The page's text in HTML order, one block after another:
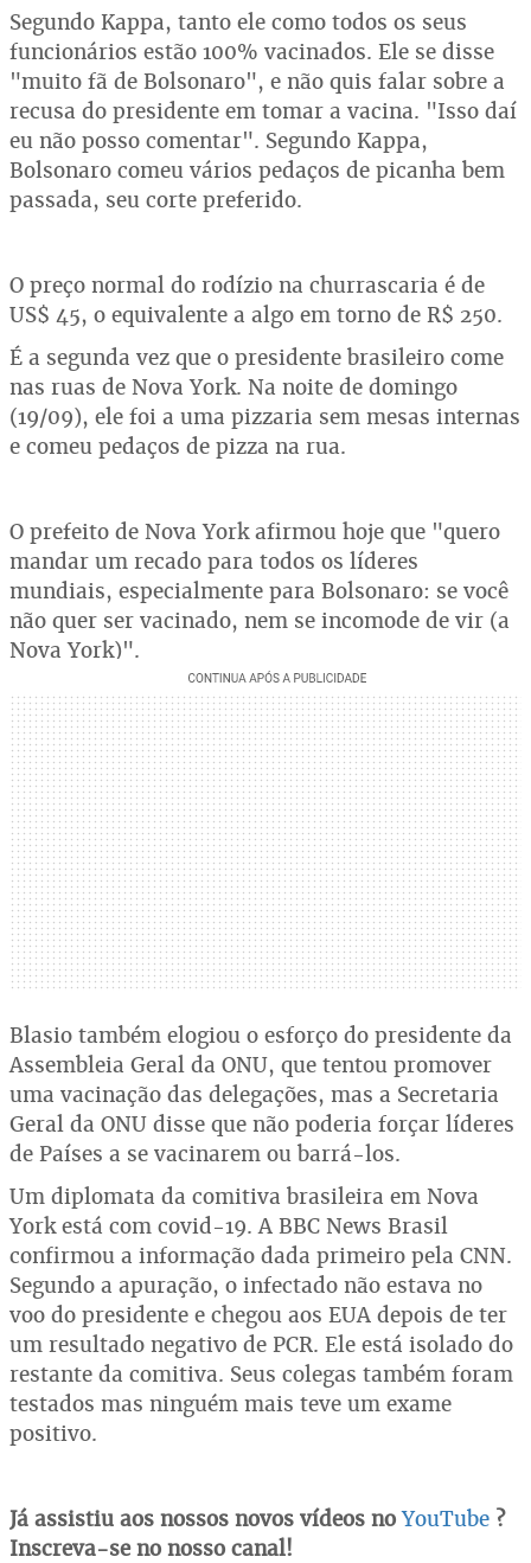
Segundo Kappa, tanto ele como todos os seus
funcionários estão 100% vacinados. Ele se disse
"muito fã de Bolsonaro", e não quis falar sobre a
recusa do presidente em tomar a vacina. "Isso daí
eu não posso comentar". Segundo Kappa,
Bolsonaro comeu vários pedaços de picanha bem
passada, seu corte preferido.
O preço normal do rodízio na churrascaria é de
US$ 45, o equivalente a algo em torno de R$ 250.
É a segunda vez que o presidente brasileiro come
nas ruas de Nova York. Na noite de domingo
(19/09), ele foi a uma pizzaria sem mesas internas
e comeu pedaços de pizza na rua.
O prefeito de Nova York afirmou hoje que "quero
mandar um recado para todos os líderes
mundiais, especialmente para Bolsonaro: se você
não quer ser vacinado, nem se incomode de vir (a
Nova York)".
Blasio também elogiou o esforço do presidente da
Assembleia Geral da ONU, que tentou promover
uma vacinação das delegações, mas a Secretaria
Geral da ONU disse que não poderia forçar líderes
de Países a se vacinarem ou barrá-los.
Um diplomata da comitiva brasileira em Nova
York está com covid-19. A BBC News Brasil
confirmou a informação dada primeiro pela CNN.
Segundo a apuração, o infectado não estava no
voo do presidente e chegou aos EUA depois de ter
um resultado negativo de PCR. Ele está isolado do
restante da comitiva. Seus colegas também foram
testados mas ninguém mais teve um exame
positivo.
Já assistiu aos nossos novos vídeos noYouTube ?
Inscreva-se no nosso canal!